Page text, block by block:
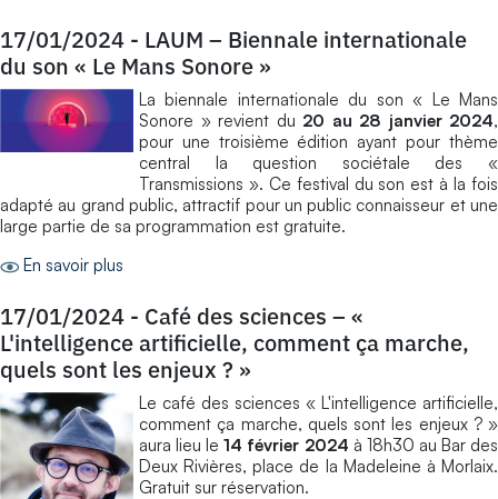
17/01/2024 - LAUM – Biennale internationale
du son « Le Mans Sonore »
La biennale internationale du son « Le Mans
Sonore » revient du 20 au 28 janvier 2024,
pour une troisième édition ayant pour thème
central la question sociétale des «
Transmissions ». Ce festival du son est à la fois
adapté au grand public, attractif pour un public connaisseur et une
large partie de sa programmation est gratuite.
En savoir plus
17/01/2024 - Café des sciences – «
L'intelligence artificielle, comment ça marche,
quels sont les enjeux ? »
Le café des sciences « L'intelligence artificielle,
comment ça marche, quels sont les enjeux ? »
aura lieu le14 février 2024 à 18h30 au Bar des
Deux Rivières, place de la Madeleine à Morlaix.
Gratuit sur réservation.